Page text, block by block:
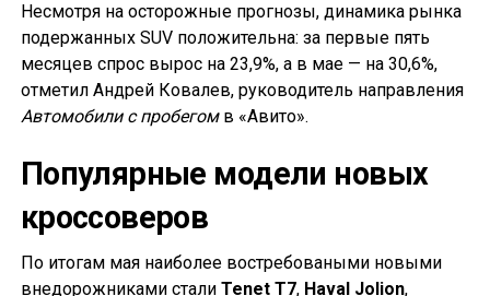
Несмотря на осторожные прогнозы, динамика рынка
подержанных SUV положительна: за первые пять
месяцев спрос вырос на 23,9%, а в мае — на 30,6%,
отметил Андрей Ковалев, руководитель направления
Автомобили с пробегомв «Авито».
Популярные модели новых
кроссоверов
По итогам мая наиболее востребоваными новыми
внедорожниками стали Tenet T7, Haval Jolion,